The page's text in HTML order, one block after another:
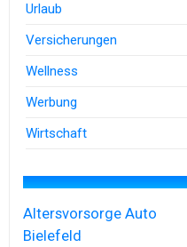
Urlaub
Versicherungen
Wellness
Werbung
Wirtschaft
Altersvorsorge Auto
Bielefeld